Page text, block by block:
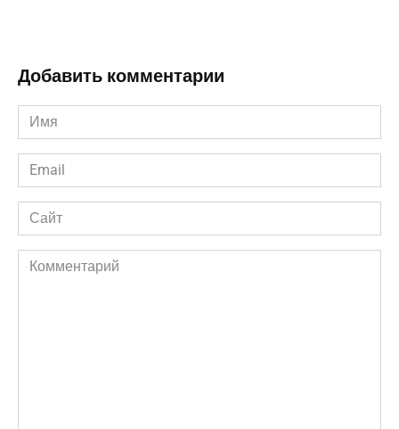
Добавить комментарии
Имя
*
Email
*
Сайт
Комментарий